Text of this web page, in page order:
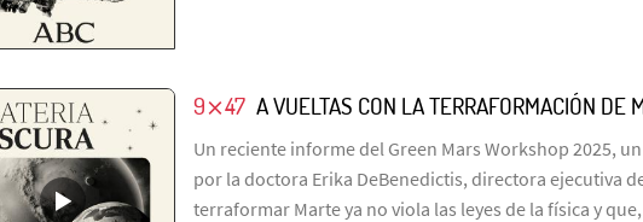
9⨯47 A VUELTAS CON LA TERRAFORMACIÓN DE
Un reciente informe del Green Mars Workshop 2025,
por la doctora Erika DeBenedictis, directora ejecutiva
terraformar Marte ya no viola las leyes de la física y